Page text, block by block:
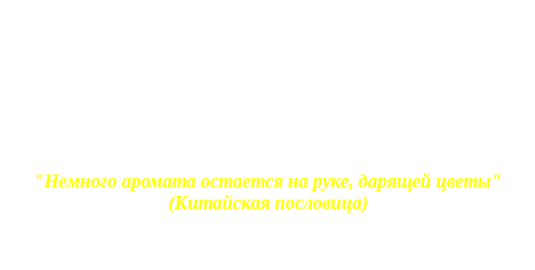
"Немного аромата остается на руке, дарящей цветы"
(Китайская пословица)